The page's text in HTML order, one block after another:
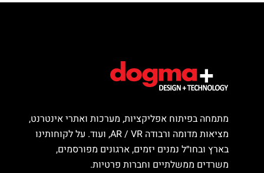
מתמחה בפיתוח אפליקציות, מערכות ואתרי אינטרנט,
מציאות מדומה ורבודה AR / VR, ועוד. על לקוחותינו
בארץ ובחו״ל נמנים יזמים, ארגונים מפורסמים,
משרדים ממשלתיים וחברות פרטיות.